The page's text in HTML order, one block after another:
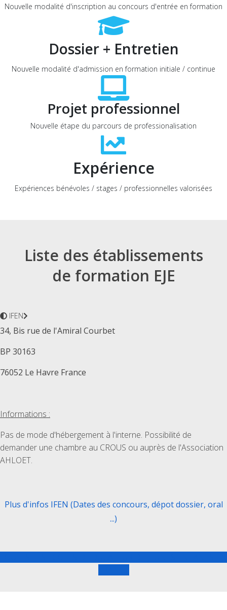
Nouvelle modalité d'inscription au concours d'entrée en formation
Dossier + Entretien
Nouvelle modalité d'admission en formation initiale / continue
Projet professionnel
Nouvelle étape du parcours de professionalisation
Expérience
Expériences bénévoles / stages / professionnelles valorisées
Liste des établissements
de formation EJE
IFEN
34, Bis rue de l'Amiral Courbet
BP 30163
76052 Le Havre France
Informations :
Pas de mode d'hébergement à l'interne. Possibilité de
demander une chambre au CROUS ou auprès de l'Association
AHLOET.
Plus d'infos IFEN (Dates des concours, dépot dossier, oral
...)